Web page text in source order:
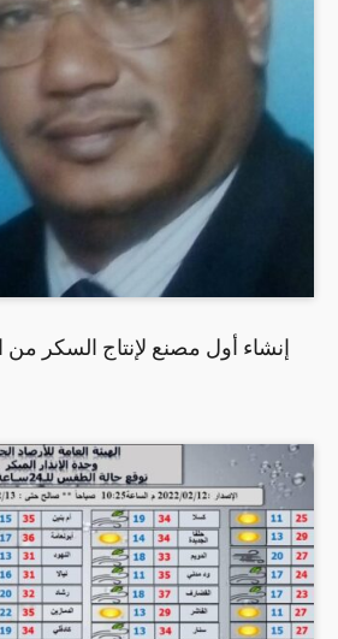
إنشاء أول مصنع لإنتاج السكر من